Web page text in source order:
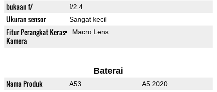
bukaan f/ f/2.4
Ukuran sensor Sangat kecil
Fitur Perangkat Keras
Kamera
Macro Lens
Baterai
Nama Produk A53 A5 2020